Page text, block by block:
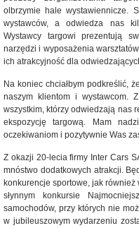
olbrzymie hale wystawiennicze.
wystawców, a odwiedza nas
Wystawcy targowi prezentują
narzędzi i wyposażenia
ich atrakcyjność dla
Na koniec chciałbym podkreślić,
naszym klientom i wystawcom.
wszystkim, którzy odwiedzają nas
ekspozycję targową. Mam
oczekiwaniom i pozytywnie Was
Z okazji 20-lecia firmy Inter Cars
mnóstwo dodatkowych atrakcji.
konkurencje sportowe, jak
słynnym konkursie
samochodów, przy których nie
w jubileuszowym wydarzeniu